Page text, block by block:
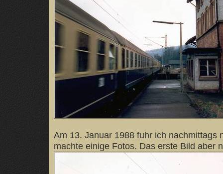
Am 13. Januar 1988 fuhr ich nachmittags
machte einige Fotos. Das erste Bild aber